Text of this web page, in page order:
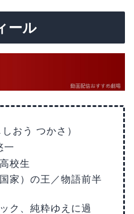
ール
おう つかさ）
一
校生
家）の王／物語前半
ク、純粋ゆえに過